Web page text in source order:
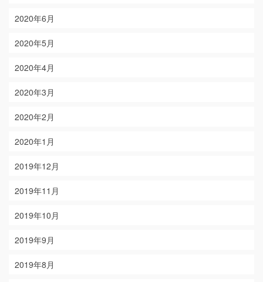
2020年6月
2020年5月
2020年4月
2020年3月
2020年2月
2020年1月
2019年12月
2019年11月
2019年10月
2019年9月
2019年8月